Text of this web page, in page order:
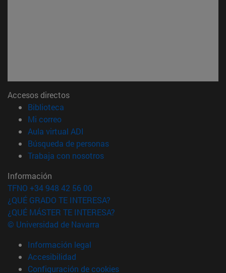
Accesos directos
Biblioteca
Mi correo(abre en nueva ventana)
Aula virtual ADI
Búsqueda de personas(abre en nueva ventana)
Trabaja con nosotros(abre en nueva ventana)
Información
TFNO +34 948 42 56 00
¿QUÉ GRADO TE INTERESA?
¿QUÉ MÁSTER TE INTERESA?
© Universidad de Navarra
Información legal
Accesibilidad
Configuración de cookies